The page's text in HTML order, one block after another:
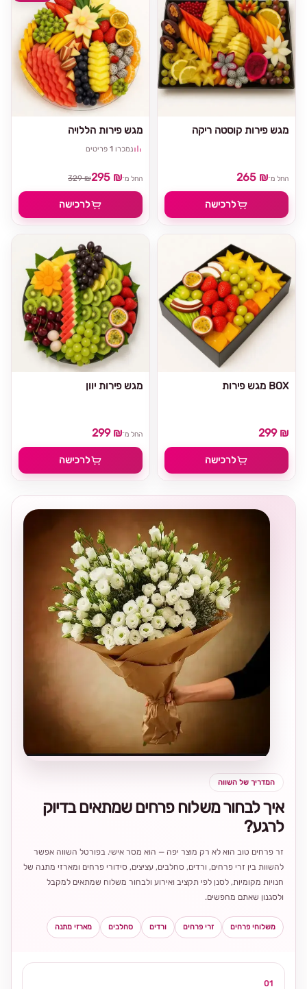
מגש פירות הללויה
נמכרו 1 פריטים
החל מ־295 ₪
329 ₪
לרכישה
מגש פירות קוסטה ריקה
החל מ־265 ₪
לרכישה
מגש פירות יוון
החל מ־299 ₪
לרכישה
מגש פירות BOX
299 ₪
לרכישה
המדריך של השווה
איך לבחור משלוח פרחים שמתאים בדיוק
לרגע?
זר פרחים טוב הוא לא רק מוצר יפה — הוא מסר אישי. בפורטל השווה אפשר
להשוות בין זרי פרחים, ורדים, סחלבים, עציצים, סידורי פרחים ומארזי מתנה של
חנויות מקומיות, לסנן לפי תקציב ואירוע ולבחור משלוח שמתאים למקבל
ולסגנון שאתם מחפשים.
משלוחי פרחים זרי פרחים ורדים סחלבים מארזי מתנה
01